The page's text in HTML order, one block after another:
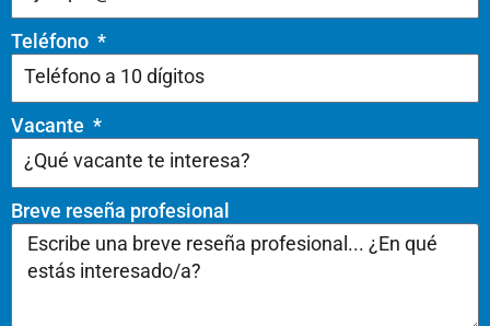
Teléfono
Vacante
Breve reseña profesional